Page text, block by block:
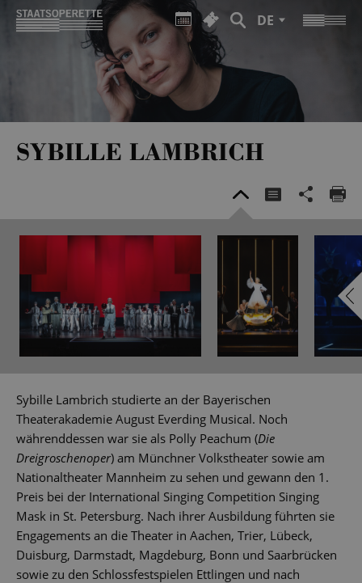
DE
SYBILLE LAMBRICH
Sybille Lambrich studierte an der Bayerischen
Theaterakademie August Everding Musical. Noch
währenddessen war sie als Polly Peachum (Die
Dreigroschenoper) am Münchner Volkstheater sowie am
Nationaltheater Mannheim zu sehen und gewann den 1.
Preis bei der International Singing Competition Singing
Mask in St. Petersburg. Nach ihrer Ausbildung führten sie
Engagements an die Theater in Aachen, Trier, Lübeck,
Duisburg, Darmstadt, Magdeburg, Bonn und Saarbrücken
sowie zu den Schlossfestspielen Ettlingen und nach